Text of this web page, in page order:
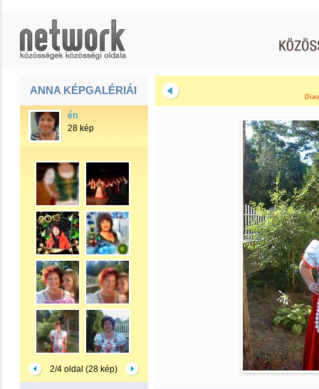
ANNA KÉPGALÉRIÁI
én
28 kép
2/4 oldal (28 kép)